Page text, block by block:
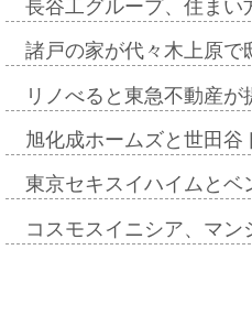
長谷工グループ、住ま
諸戸の家が代々木上原
リノべると東急不動産
旭化成ホームズと世田
東京セキスイハイムと
コスモスイニシア、マ